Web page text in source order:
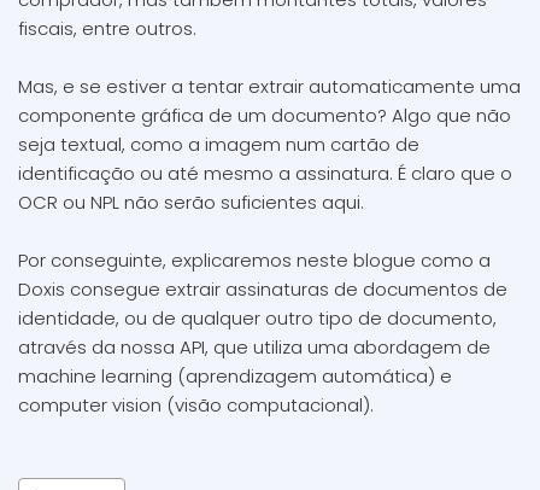
fiscais, entre outros.
Mas, e se estiver a tentar extrair automaticamente uma
componente gráfica de um documento? Algo que não
seja textual, como a imagem num cartão de
identificação ou até mesmo a assinatura. É claro que o
OCR ou NPL não serão suficientes aqui.
Por conseguinte, explicaremos neste blogue como a
Doxis consegue extrair assinaturas de documentos de
identidade, ou de qualquer outro tipo de documento,
através da nossa API, que utiliza uma abordagem de
machine learning (aprendizagem automática) e
computer vision (visão computacional).